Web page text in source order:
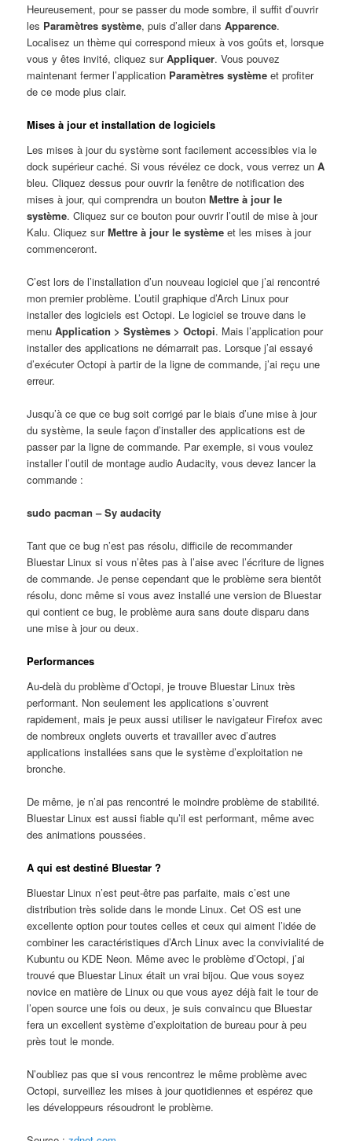
Heureusement, pour se passer du mode sombre, il suffit d’ouvrir
les Paramètres système, puis d’aller dansApparence.
Localisez un thème qui correspond mieux à vos goûts et, lorsque
vous y êtes invité, cliquez surAppliquer. Vous pouvez
maintenant fermer l’application Paramètres système et profiter
de ce mode plus clair.
Mises à jour et installation de logiciels
Les mises à jour du système sont facilement accessibles via le
dock supérieur caché. Si vous révélez ce dock, vous verrez unA
bleu. Cliquez dessus pour ouvrir la fenêtre de notification des
mises à jour, qui comprendra un boutonMettre à jour le
système. Cliquez sur ce bouton pour ouvrir l’outil de mise à jour
Kalu. Cliquez surMettre à jour le système et les mises à jour
commenceront.
C’est lors de l’installation d’un nouveau logiciel que j’ai rencontré
mon premier problème. L’outil graphique d’Arch Linux pour
installer des logiciels est Octopi. Le logiciel se trouve dans le
menuApplication > Systèmes > Octopi. Mais l’application pour
installer des applications ne démarrait pas. Lorsque j’ai essayé
d’exécuter Octopi à partir de la ligne de commande, j’ai reçu une
erreur.
Jusqu’à ce que ce bug soit corrigé par le biais d’une mise à jour
du système, la seule façon d’installer des applications est de
passer par la ligne de commande. Par exemple, si vous voulez
installer l’outil de montage audio Audacity, vous devez lancer la
commande :
sudo pacman – Sy audacity
Tant que ce bug n’est pas résolu, difficile de recommander
Bluestar Linux si vous n’êtes pas à l’aise avec l’écriture de lignes
de commande. Je pense cependant que le problème sera bientôt
résolu, donc même si vous avez installé une version de Bluestar
qui contient ce bug, le problème aura sans doute disparu dans
une mise à jour ou deux.
Performances
Au-delà du problème d’Octopi, je trouve Bluestar Linux très
performant. Non seulement les applications s’ouvrent
rapidement, mais je peux aussi utiliser le navigateur Firefox avec
de nombreux onglets ouverts et travailler avec d’autres
applications installées sans que le système d’exploitation ne
bronche.
De même, je n’ai pas rencontré le moindre problème de stabilité.
Bluestar Linux est aussi fiable qu’il est performant, même avec
des animations poussées.
A qui est destiné Bluestar ?
Bluestar Linux n’est peut-être pas parfaite, mais c’est une
distribution très solide dans le monde Linux. Cet OS est une
excellente option pour toutes celles et ceux qui aiment l’idée de
combiner les caractéristiques d’Arch Linux avec la convivialité de
Kubuntu ou KDE Neon. Même avec le problème d’Octopi, j’ai
trouvé que Bluestar Linux était un vrai bijou. Que vous soyez
novice en matière de Linux ou que vous ayez déjà fait le tour de
l’open source une fois ou deux, je suis convaincu que Bluestar
fera un excellent système d’exploitation de bureau pour à peu
près tout le monde.
N’oubliez pas que si vous rencontrez le même problème avec
Octopi, surveillez les mises à jour quotidiennes et espérez que
les développeurs résoudront le problème.